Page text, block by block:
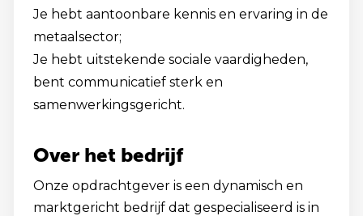
Je hebt aantoonbare kennis en ervaring in de
metaalsector;
Je hebt uitstekende sociale vaardigheden,
bent communicatief sterk en
samenwerkingsgericht.
Over het bedrijf
Onze opdrachtgever is een dynamisch en
marktgericht bedrijf dat gespecialiseerd is in